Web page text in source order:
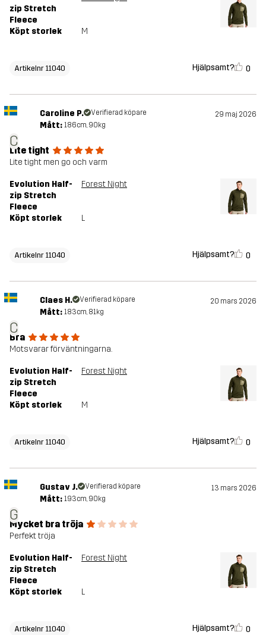
zip Stretch
Fleece
Köpt storlek M
Artikelnr 11040 Hjälpsamt? 0
C
Caroline P. Verifierad köpare 29 maj 2026
Mått: 186cm, 90kg
Lite tight
Lite tight men go och varm
Evolution Half-
zip Stretch
Fleece
Forest Night
Köpt storlek L
Artikelnr 11040 Hjälpsamt? 0
C
Claes H. Verifierad köpare 20 mars 2026
Mått: 183cm, 81kg
Bra
Motsvarar förväntningarna.
Evolution Half-
zip Stretch
Fleece
Forest Night
Köpt storlek M
Artikelnr 11040 Hjälpsamt? 0
G
Gustav J. Verifierad köpare 13 mars 2026
Mått: 193cm, 90kg
Mycket bra tröja
Perfekt tröja
Evolution Half-
zip Stretch
Fleece
Forest Night
Köpt storlek L
Artikelnr 11040 Hjälpsamt? 0